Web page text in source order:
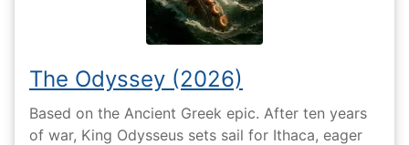
The Odyssey (2026)
Based on the Ancient Greek epic. After ten years
of war, King Odysseus sets sail for Ithaca, eager